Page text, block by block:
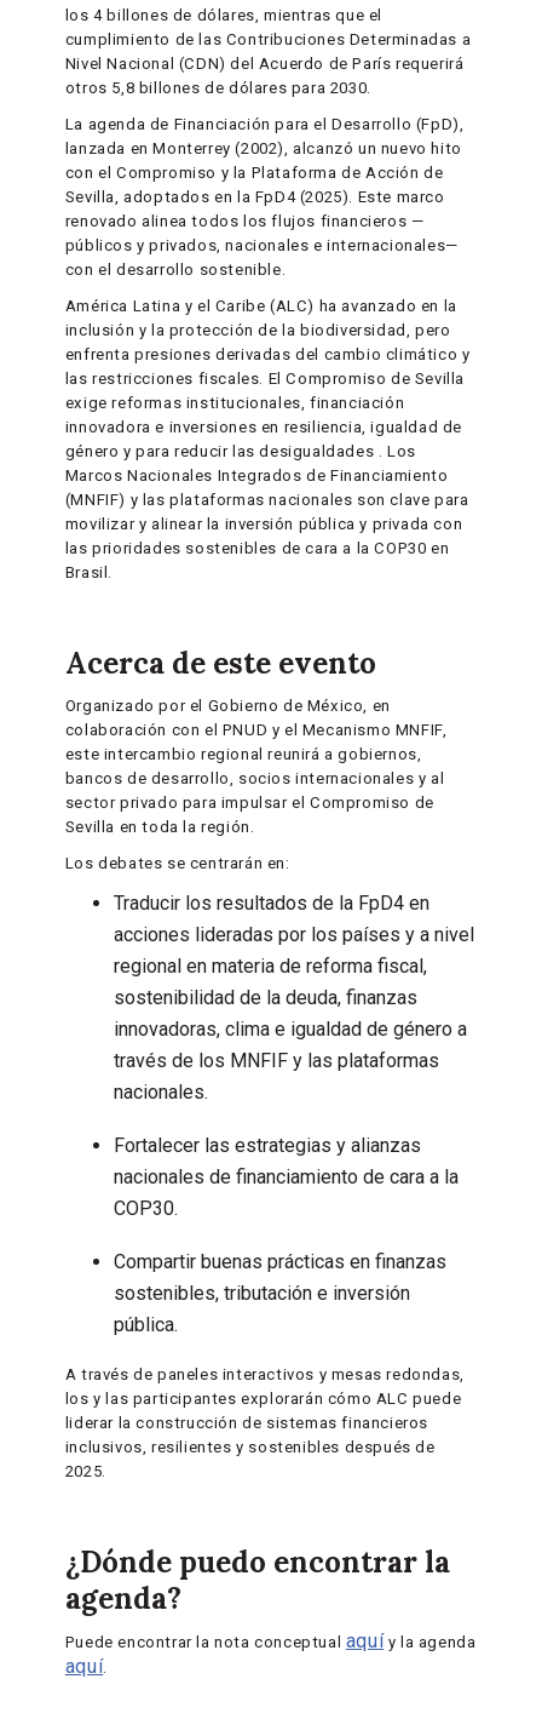
los 4 billones de dólares, mientras que el
cumplimiento de las Contribuciones Determinadas a
Nivel Nacional (CDN) del Acuerdo de París requerirá
otros 5,8 billones de dólares para 2030.
La agenda de Financiación para el Desarrollo (FpD),
lanzada en Monterrey (2002), alcanzó un nuevo hito
con el Compromiso y la Plataforma de Acción de
Sevilla, adoptados en la FpD4 (2025). Este marco
renovado alinea todos los flujos financieros —
públicos y privados, nacionales e internacionales—
con el desarrollo sostenible.
América Latina y el Caribe (ALC) ha avanzado en la
inclusión y la protección de la biodiversidad, pero
enfrenta presiones derivadas del cambio climático y
las restricciones fiscales. El Compromiso de Sevilla
exige reformas institucionales, financiación
innovadora e inversiones en resiliencia, igualdad de
género y para reducir las desigualdades . Los
Marcos Nacionales Integrados de Financiamiento
(MNFIF) y las plataformas nacionales son clave para
movilizar y alinear la inversión pública y privada con
las prioridades sostenibles de cara a la COP30 en
Brasil.
Acerca de este evento
Organizado por el Gobierno de México, en
colaboración con el PNUD y el Mecanismo MNFIF,
este intercambio regional reunirá a gobiernos,
bancos de desarrollo, socios internacionales y al
sector privado para impulsar el Compromiso de
Sevilla en toda la región.
Los debates se centrarán en:
Traducir los resultados de la FpD4 en
acciones lideradas por los países y a nivel
regional en materia de reforma fiscal,
sostenibilidad de la deuda, finanzas
innovadoras, clima e igualdad de género a
través de los MNFIF y las plataformas
nacionales.
Fortalecer las estrategias y alianzas
nacionales de financiamiento de cara a la
COP30.
Compartir buenas prácticas en finanzas
sostenibles, tributación e inversión
pública.
A través de paneles interactivos y mesas redondas,
los y las participantes explorarán cómo ALC puede
liderar la construcción de sistemas financieros
inclusivos, resilientes y sostenibles después de
2025.
¿Dónde puedo encontrar la
agenda?
Puede encontrar la nota conceptual aquí y la agenda
aquí.